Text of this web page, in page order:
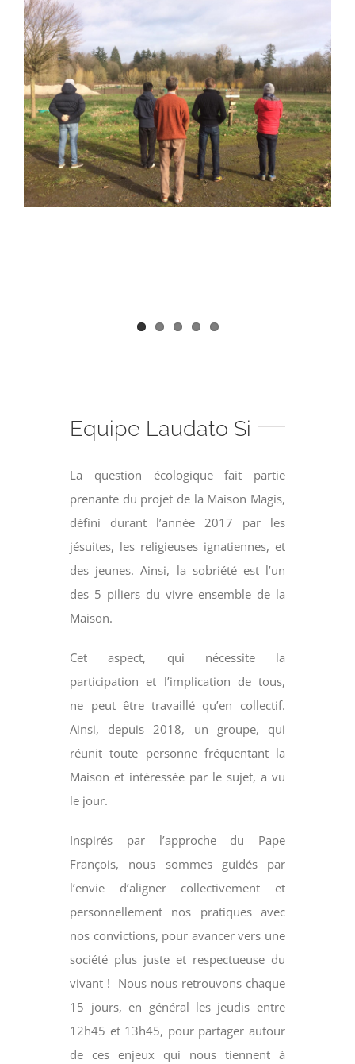
Magis Paris
Cowork Magis
JRS France
Réseau Magis
Equipe Laudato Si
La question écologique fait partie
prenante du projet de la Maison Magis,
défini durant l’année 2017 par les
jésuites, les religieuses ignatiennes, et
des jeunes. Ainsi, la sobriété est l’un
des 5 piliers du vivre ensemble de la
Maison.
Cet aspect, qui nécessite la
participation et l’implication de tous,
ne peut être travaillé qu’en collectif.
Ainsi, depuis 2018, un groupe, qui
réunit toute personne fréquentant la
Maison et intéressée par le sujet, a vu
le jour.
Inspirés par l’approche du Pape
François, nous sommes guidés par
l’envie d’aligner collectivement et
personnellement nos pratiques avec
nos convictions, pour avancer vers une
société plus juste et respectueuse du
vivant ! Nous nous retrouvons chaque
15 jours, en général les jeudis entre
12h45 et 13h45, pour partager autour
de ces enjeux qui nous tiennent à